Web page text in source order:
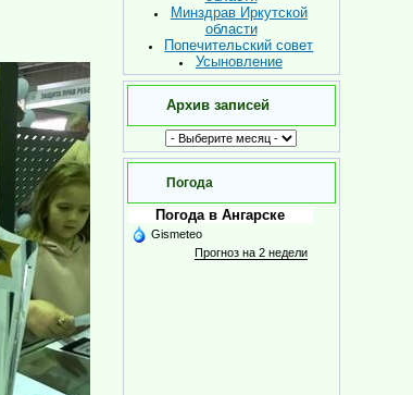
Минздрав Иркутской
области
Попечительский совет
Усыновление
Архив записей
Погода
Погода в Ангарске
Gismeteo
Прогноз на 2 недели